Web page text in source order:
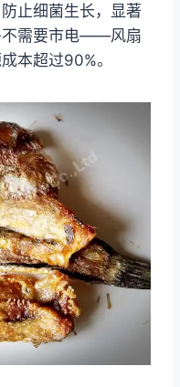
止细菌生长，显著
不需要市电——风扇
本超过90%。